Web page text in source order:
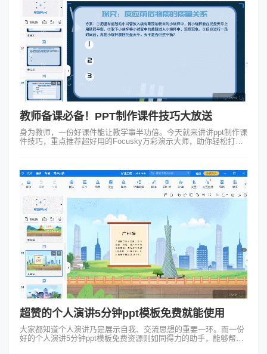
教师备课必备！PPT制作课件技巧大放送
身为教师，一份好课件能让教学事半功倍。今天就来讲讲ppt制作课
件技巧，重点推荐超好用的Focusky万彩演示大师，助你轻松打造
超赞的个人演讲5分钟ppt模板免费就能使用
大家都知道个人演讲乃是展示自我、交流思想的重要一环。而一份
好的个人演讲5分钟ppt模板免费资源则如同得力的助手，能够帮助